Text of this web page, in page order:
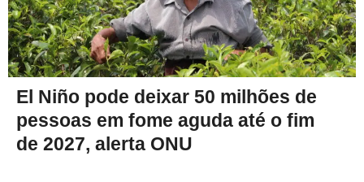
El Niño pode deixar 50 milhões de
pessoas em fome aguda até o fim
de 2027, alerta ONU